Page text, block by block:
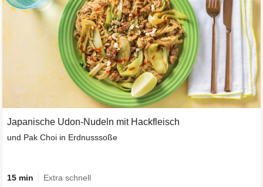
Japanische Udon-Nudeln mit Hackfleisch
und Pak Choi in Erdnusssoße
15 min Extra schnell